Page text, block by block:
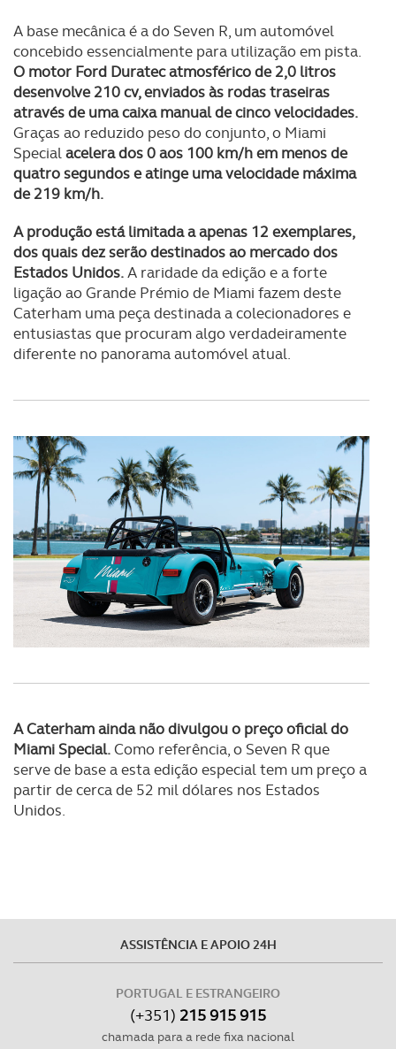
parceiros e organizações na UE e em países terceiros.
O ACP garantirá que as transferências internacionais de
dados pessoais serão realizadas apenas com o seu
consentimento e quando tal se afigure estritamente
necessário no contexto dos serviços a prestar.
Realçamos que o bloqueio de certo tipo de Cookies e
tecnologias similares pode ter impacto na sua
disponibilizados.
Consulte a política de cookies do site.
A base mecânica é a do Seven R, um automóvel
concebido essencialmente para utilização em pista.
O motor Ford Duratec atmosférico de 2,0 litros
desenvolve 210 cv, enviados às rodas traseiras
através de uma caixa manual de cinco velocidades.
Graças ao reduzido peso do conjunto, o Miami
Specialacelera dos 0 aos 100 km/h em menos de
quatro segundos e atinge uma velocidade máxima
de 219 km/h.
A produção está limitada a apenas 12 exemplares,
dos quais dez serão destinados ao mercado dos
Estados Unidos.A raridade da edição e a forte
ligação ao Grande Prémio de Miami fazem deste
Caterham uma peça destinada a colecionadores e
entusiastas que procuram algo verdadeiramente
diferente no panorama automóvel atual.
A Caterham ainda não divulgou o preço oficial do
Miami Special.Como referência, o Seven R que
serve de base a esta edição especial tem um preço a
partir de cerca de 52 mil dólares nos Estados
Unidos.
ASSISTÊNCIA E APOIO 24H
PORTUGAL E ESTRANGEIRO
(+351) 215 915 915
chamada para a rede fixa nacional